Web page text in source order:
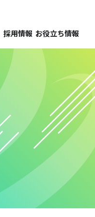
採用情報 お役立ち情報